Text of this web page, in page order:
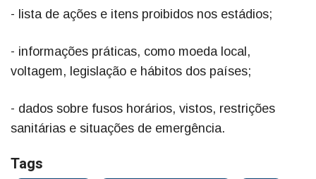
- lista de ações e itens proibidos nos estádios;
- informações práticas, como moeda local,
voltagem, legislação e hábitos dos países;
- dados sobre fusos horários, vistos, restrições
sanitárias e situações de emergência.
Tags